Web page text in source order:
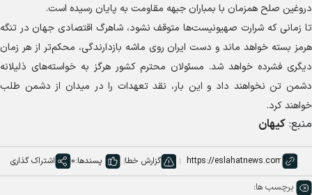
دروغین صلح همزمان با بمباران جبهه مقاومت به پایان رسیده است.
تا زمانی که شرارت صهیونیست‌ها متوقف نشود، شاهرگ اقتصادی جهان در تنگه
هرمز بسته خواهد ماند و دست ایران روی ماشه بازدارندگی، محکم‌تر از هر زمان
دیگری فشرده خواهد شد. مسئولان محترم کشور هرگز به خواسته‌های ذلیلانه
دشمن تن نخواهند داد و این بار، نقد تعهدات را در میدان از دشمن طلب
خواهند کرد.
منبع: کیهان
گزارش خطا پسندها:0 اشتراک گذاری
برچسب ها: